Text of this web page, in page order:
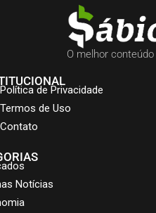
O melhor
Política de Privacidade
Termos de Uso
Contato
Notícias